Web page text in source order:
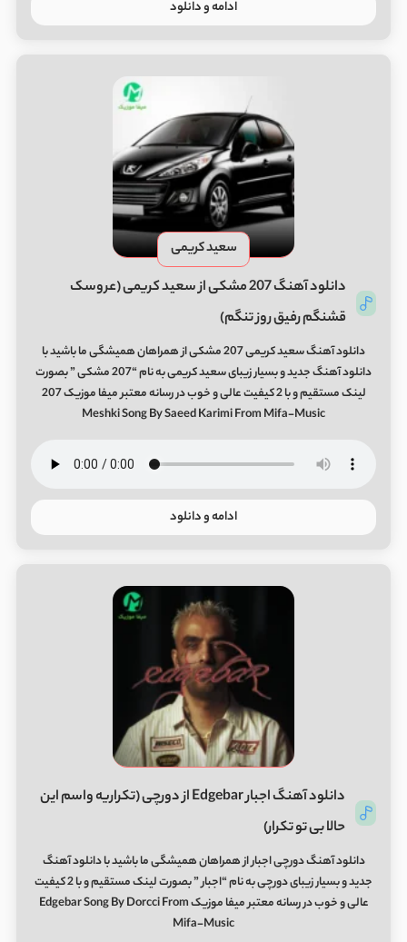
ادامه و دانلود
سعید کریمی
دانلود آهنگ 207 مشکی از سعید کریمی (عروسک
قشنگم رفیق روز تنگم)
دانلود آهنگ سعید کریمی 207 مشکی از همراهان همیشگی ما باشید با
دانلود آهنگ جدید و بسیار زیبای سعید کریمی به نام “207 مشکی ” بصورت
لینک مستقیم و با 2 کیفیت عالی و خوب در رسانه معتبر میفا موزیک 207
Meshki Song By Saeed Karimi From Mifa-Music
ادامه و دانلود
دانلود آهنگ اجبار Edgebar از دورچی (تکراریه واسم این
حالا بی تو تکرار)
دانلود آهنگ دورچی اجبار از همراهان همیشگی ما باشید با دانلود آهنگ
جدید و بسیار زیبای دورچی به نام “اجبار ” بصورت لینک مستقیم و با 2 کیفیت
عالی و خوب در رسانه معتبر میفا موزیک Edgebar Song By Dorcci From
Mifa-Music